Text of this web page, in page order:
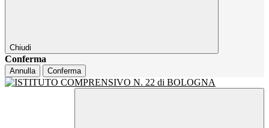
Chiudi
Conferma
Annulla Conferma